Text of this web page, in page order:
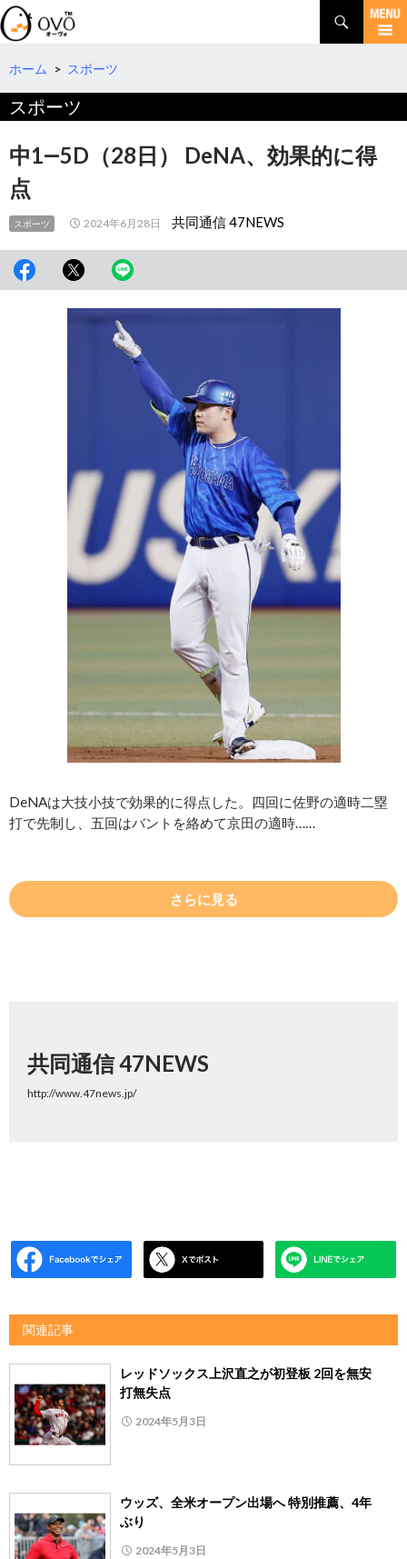
検
索
コ
テ
へ
動
ホーム > スポーツ
スポーツ
中1―5D（28日） DeNA、効果的に得
点
スポーツ 2024年6月28日 共同通信 47NEWS
DeNAは大技小技で効果的に得点した。四回に佐野の適時二塁
打で先制し、五回はバントを絡めて京田の適時……
さらに見る
共同通信 47NEWS
http://www.47news.jp/
関連記事
レッドソックス上沢直之が初登板 2回を無安
打無失点
2024年5月3日
ウッズ、全米オープン出場へ 特別推薦、4年
ぶり
2024年5月3日